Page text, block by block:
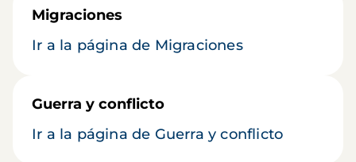
Migraciones
Ir a la página de Migraciones
Guerra y conflicto
Ir a la página de Guerra y conflicto